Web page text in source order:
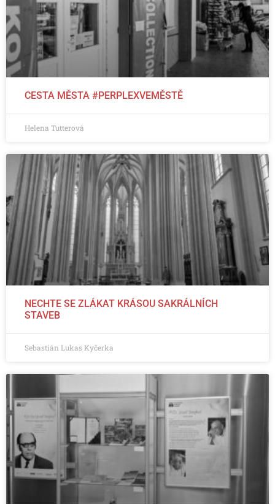
CESTA MĚSTA #PERPLEXVEMĚSTĚ
Helena Tutterová
NECHTE SE ZLÁKAT KRÁSOU SAKRÁLNÍCH
STAVEB
Sebastián Lukas Kyčerka